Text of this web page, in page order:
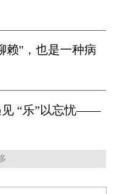
赖"，也是一种病
见 “乐”以忘忧——